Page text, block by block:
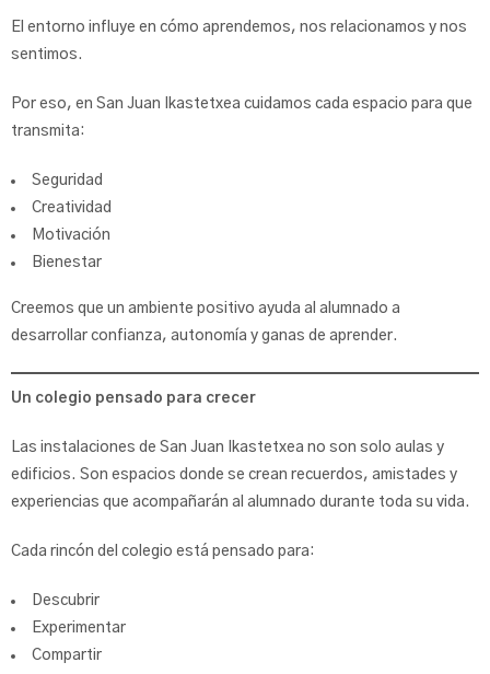
El entorno influye en cómo aprendemos, nos relacionamos y nos
sentimos.
Por eso, en San Juan Ikastetxea cuidamos cada espacio para que
transmita:
Seguridad
Creatividad
Motivación
Bienestar
Creemos que un ambiente positivo ayuda al alumnado a
desarrollar confianza, autonomía y ganas de aprender.
Un colegio pensado para crecer
Las instalaciones de San Juan Ikastetxea no son solo aulas y
edificios. Son espacios donde se crean recuerdos, amistades y
experiencias que acompañarán al alumnado durante toda su vida.
Cada rincón del colegio está pensado para:
Descubrir
Experimentar
Compartir